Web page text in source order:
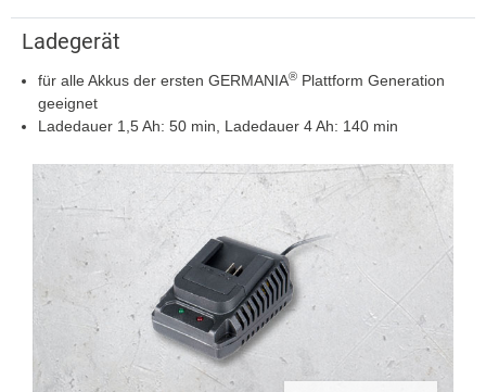
Ladegerät
für alle Akkus der ersten GERMANIA® Plattform Generation
geeignet
Ladedauer 1,5 Ah: 50 min, Ladedauer 4 Ah: 140 min